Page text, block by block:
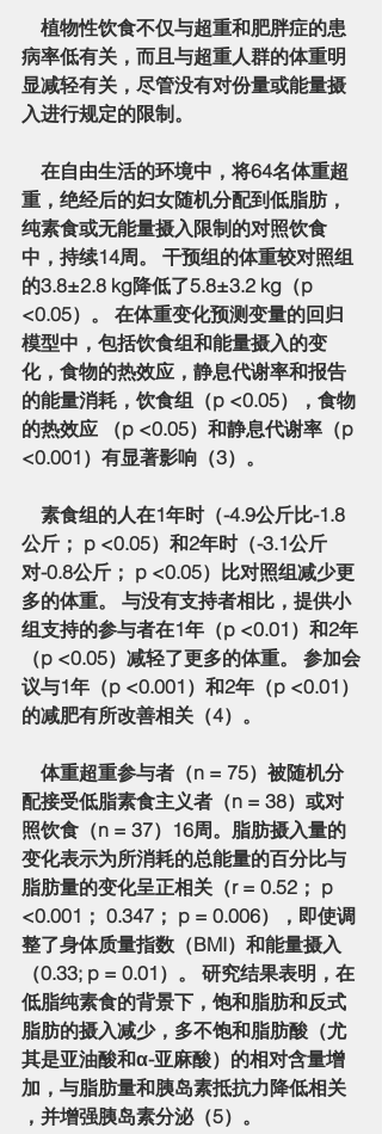
病率低有关，而且与超重人群的体重明
显减轻有关，尽管没有对份量或能量摄
入进行规定的限制。
重，绝经后的妇女随机分配到低脂肪，
纯素食或无能量摄入限制的对照饮食
中，持续14周。 干预组的体重较对照组
的3.8±2.8 kg降低了5.8±3.2 kg（p
<0.05）。 在体重变化预测变量的回归
模型中，包括饮食组和能量摄入的变
化，食物的热效应，静息代谢率和报告
的能量消耗，饮食组（p <0.05），食物
的热效应 （p <0.05）和静息代谢率（p
<0.001）有显著影响（3）。
公斤； p <0.05）和2年时（-3.1公斤
对-0.8公斤； p <0.05）比对照组减少更
多的体重。 与没有支持者相比，提供小
组支持的参与者在1年（p <0.01）和2年
（p <0.05）减轻了更多的体重。 参加会
议与1年（p <0.001）和2年（p <0.01）
的减肥有所改善相关（4）。
配接受低脂素食主义者（n = 38）或对
照饮食（n = 37）16周。脂肪摄入量的
变化表示为所消耗的总能量的百分比与
脂肪量的变化呈正相关（r = 0.52； p
<0.001； 0.347； p = 0.006），即使调
整了身体质量指数（BMI）和能量摄入
（0.33; p = 0.01）。 研究结果表明，在
低脂纯素食的背景下，饱和脂肪和反式
脂肪的摄入减少，多不饱和脂肪酸（尤
其是亚油酸和α-亚麻酸）的相对含量增
加，与脂肪量和胰岛素抵抗力降低相关
，并增强胰岛素分泌（5）。